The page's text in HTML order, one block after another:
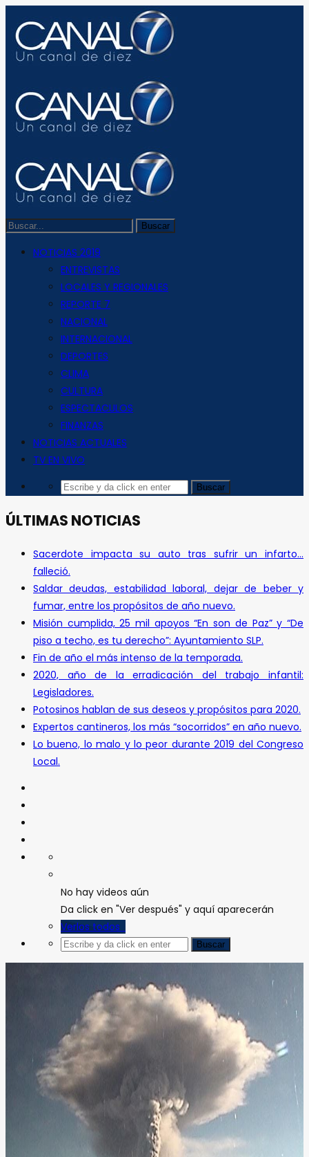
NOTICIAS 2019
ENTREVISTAS
LOCALES Y REGIONALES
REPORTE 7
NACIONAL
INTERNACIONAL
DEPORTES
CLIMA
CULTURA
ESPECTACULOS
FINANZAS
NOTICIAS ACTUALES
TV EN VIVO
ÚLTIMAS NOTICIAS
Sacerdote impacta su auto tras sufrir un infarto…
falleció.
Saldar deudas, estabilidad laboral, dejar de beber y
fumar, entre los propósitos de año nuevo.
Misión cumplida, 25 mil apoyos “En son de Paz” y “De
piso a techo, es tu derecho”: Ayuntamiento SLP.
Fin de año el más intenso de la temporada.
2020, año de la erradicación del trabajo infantil:
Legisladores.
Potosinos hablan de sus deseos y propósitos para 2020.
Expertos cantineros, los más “socorridos” en año nuevo.
Lo bueno, lo malo y lo peor durante 2019 del Congreso
Local.
No hay videos aún
Da click en "Ver después" y aquí aparecerán
Verlos todos